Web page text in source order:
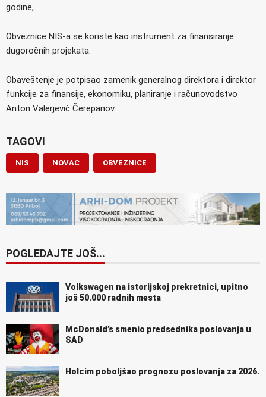
godine,
Obveznice NIS-a se koriste kao instrument za finansiranje
dugoročnih projekata.
Obaveštenje je potpisao zamenik generalnog direktora i direktor
funkcije za finansije, ekonomiku, planiranje i računovodstvo
Anton Valerjevič Čerepanov.
TAGOVI
NIS NOVAC OBVEZNICE
POGLEDAJTE JOŠ...
Volkswagen na istorijskoj prekretnici, upitno
još 50.000 radnih mesta
McDonald’s smenio predsednika poslovanja u
SAD
Holcim poboljšao prognozu poslovanja za 2026.